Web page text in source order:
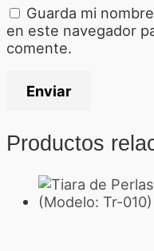
Guarda mi
en este navegador
comente.
Productos